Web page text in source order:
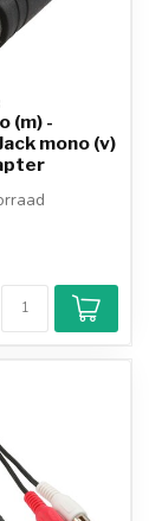
(m) -
mono (v)